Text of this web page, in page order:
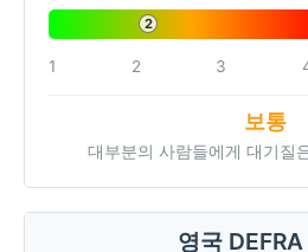
2
1 2 3
보통
대부분의 사람들에게 대기질
영국